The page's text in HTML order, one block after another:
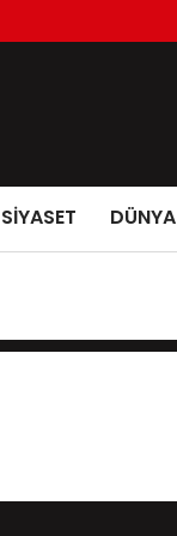
SİYASET DÜNYA